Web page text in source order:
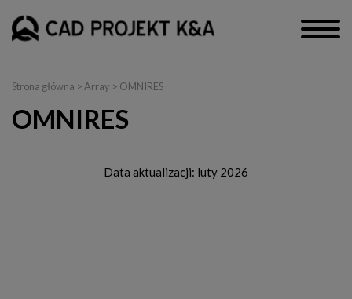
Strona główna > Array > OMNIRES
OMNIRES
Data aktualizacji: luty 2026